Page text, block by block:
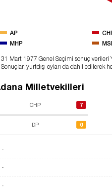
AP
MHP
Mart 1977 Genel Seçimi sonuç verileri
yurtdışı oyları da dahil edilerek
Milletvekilleri
CHP 7
DP 0
-
-
-